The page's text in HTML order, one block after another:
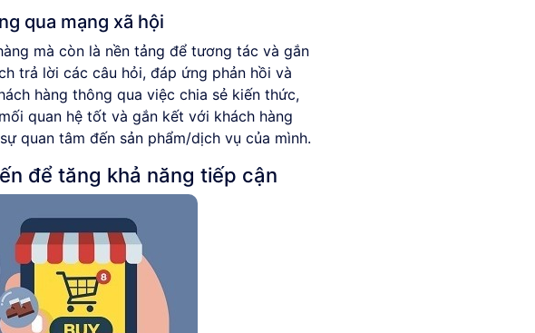
qua mạng xã hội
mà còn là nền tảng để tương tác và gắn
trả lời các câu hỏi, đáp ứng phản hồi và
hàng thông qua việc chia sẻ kiến thức,
quan hệ tốt và gắn kết với khách hàng
quan tâm đến sản phẩm/dịch vụ của mình.
để tăng khả năng tiếp cận